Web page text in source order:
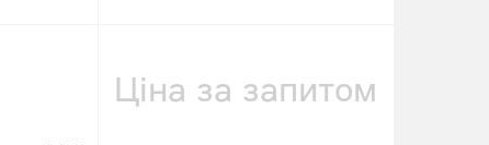
Ціна за запитом